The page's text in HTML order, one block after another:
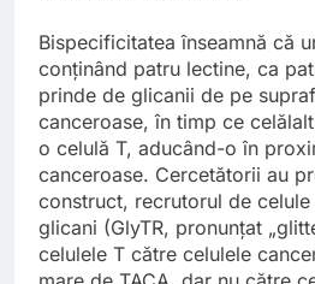
Bispecificitatea înseamnă că
conținând patru lectine, ca
prinde de glicanii de pe
canceroase, în timp ce
o celulă T, aducând-o în
canceroase. Cercetătorii au
construct, recrutorul de
glicani (GlyTR, pronunțat
celulele T către celulele